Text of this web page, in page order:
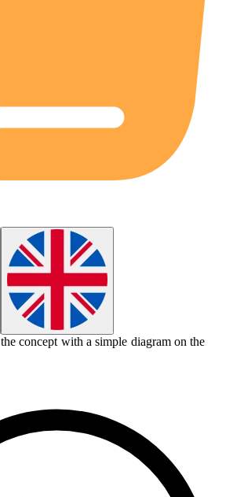
the concept with a simple diagram on the